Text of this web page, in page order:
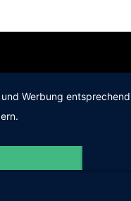
Werbung